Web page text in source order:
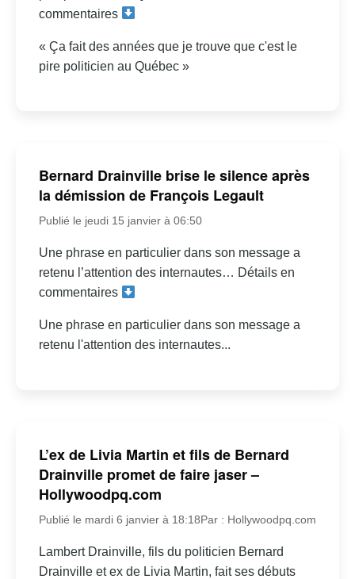
commentaires
« Ça fait des années que je trouve que c'est le
pire politicien au Québec »
Bernard Drainville brise le silence après
la démission de François Legault
Publié le jeudi 15 janvier à 06:50
Une phrase en particulier dans son message a
retenu l’attention des internautes… Détails en
commentaires
Une phrase en particulier dans son message a
retenu l'attention des internautes...
L’ex de Livia Martin et fils de Bernard
Drainville promet de faire jaser –
Hollywoodpq.com
Publié le mardi 6 janvier à 18:18Par : Hollywoodpq.com
Lambert Drainville, fils du politicien Bernard
Drainville et ex de Livia Martin, fait ses débuts